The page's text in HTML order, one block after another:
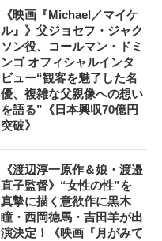
《映画『Michael／マイケ
ル』》父ジョセフ・ジャク
ソン役、コールマン・ドミ
ンゴ オフィシャルインタ
ビュー“観客を魅了した名
優、複雑な父親像への想い
を語る”《日本興収70億円
突破》
《渡辺淳一原作＆娘・渡邉
直子監督》“女性の性”を
真摯に描く意欲作に黒木
瞳・西岡德馬・吉田羊が出
演決定！《映画『月がみて